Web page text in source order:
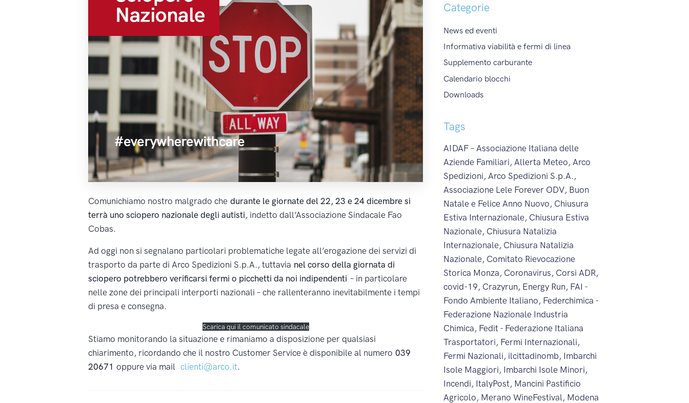
Comunichiamo nostro malgrado che durante le giornate del 22, 23 e 24 dicembre si
terrà uno sciopero nazionale degli autisti, indetto dall’Associazione Sindacale Fao
Cobas.
Ad oggi non si segnalano particolari problematiche legate all’erogazione dei servizi di
trasporto da parte di Arco Spedizioni S.p.A., tuttavia nel corso della giornata di
sciopero potrebbero verificarsi fermi o picchetti da noi indipendenti – in particolare
nelle zone dei principali interporti nazionali – che rallenteranno inevitabilmente i tempi
di presa e consegna.
Scarica qui il comunicato sindacale
Stiamo monitorando la situazione e rimaniamo a disposizione per qualsiasi
chiarimento, ricordando che il nostro Customer Service è disponibile al numero 039
20671 oppure via mail clienti@arco.it.
Categorie
News ed eventi
Informativa viabilità e fermi di linea
Supplemento carburante
Calendario blocchi
Downloads
Tags
AIDAF – Associazione Italiana delle
Aziende Familiari, Allerta Meteo, Arco
Spedizioni, Arco Spedizioni S.p.A.,
Associazione Lele Forever ODV, Buon
Natale e Felice Anno Nuovo, Chiusura
Estiva Internazionale, Chiusura Estiva
Nazionale, Chiusura Natalizia
Internazionale, Chiusura Natalizia
Nazionale, Comitato Rievocazione
Storica Monza, Coronavirus, Corsi ADR,
covid-19, Crazyrun, Energy Run, FAI -
Fondo Ambiente Italiano, Federchimica -
Federazione Nazionale Industria
Chimica, Fedit - Federazione Italiana
Trasportatori, Fermi Internazionali,
Fermi Nazionali, ilcittadinomb, Imbarchi
Isole Maggiori, Imbarchi Isole Minori,
Incendi, ItalyPost, Mancini Pastificio
Agricolo, Merano WineFestival , Modena